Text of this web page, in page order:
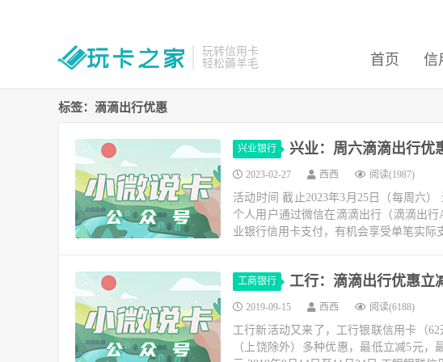
玩转信用卡
轻松薅羊毛
首页 信
标签：滴滴出行优惠
兴业银行 兴业：周六滴滴出行优
2023-02-27 西西 阅读(1987)
活动时间 截止2023年3月25日（每周六
个人用户通过微信在滴滴出行（滴滴出
业银行信用卡支付，有机会享受单笔实际
工商银行 工行：滴滴出行优惠立
2019-09-15 西西 阅读(6188)
工行新活动又来了，工行银联信用卡（
（上饶除外）多种优惠，最低立减5元